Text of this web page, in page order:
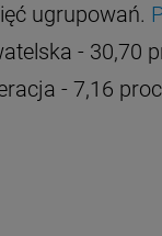
ugrupowań.
- 30,70
- 7,16